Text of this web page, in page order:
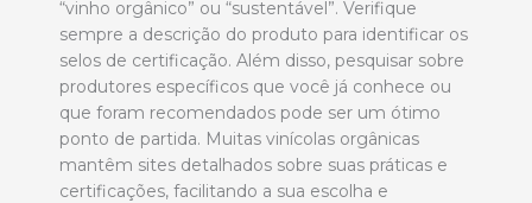
“vinho orgânico” ou “sustentável”. Verifique
sempre a descrição do produto para identificar os
selos de certificação. Além disso, pesquisar sobre
produtores específicos que você já conhece ou
que foram recomendados pode ser um ótimo
ponto de partida. Muitas vinícolas orgânicas
mantêm sites detalhados sobre suas práticas e
certificações, facilitando a sua escolha e